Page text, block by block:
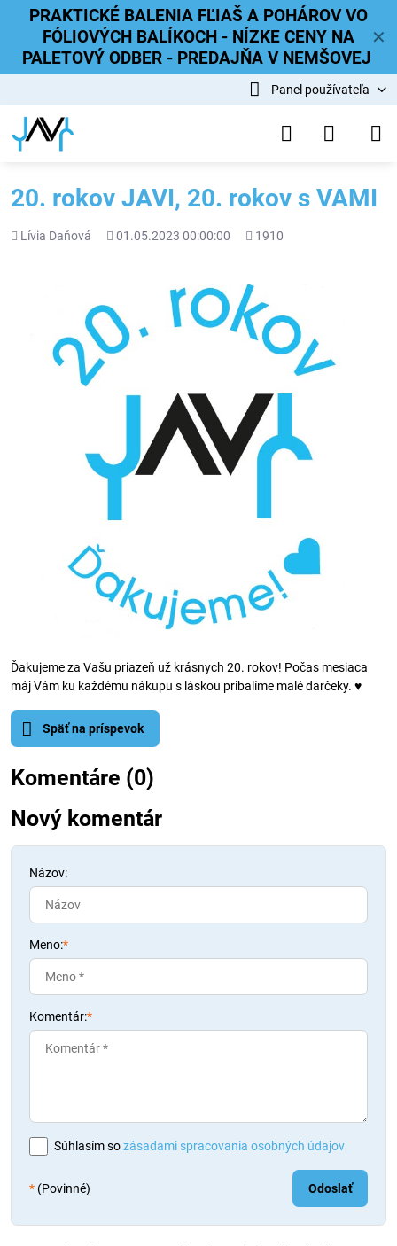
✕
PRAKTICKÉ BALENIA FĽIAŠ A POHÁROV VO
FÓLIOVÝCH BALÍKOCH - NÍZKE CENY NA
PALETOVÝ ODBER - PREDAJŇA V NEMŠOVEJ
Panel používateľa
20. rokov JAVI, 20. rokov s VAMI
Pridal
Lívia Daňová Pridané
01.05.2023 00:00:00
Počet
1910
Ďakujeme za Vašu priazeň už krásnych 20. rokov! Počas mesiaca
máj Vám ku každému nákupu s láskou pribalíme malé darčeky. ♥
Späť na príspevok
Komentáre (0)
Nový komentár
Názov:
Meno:*
Komentár:*
Súhlasím sozásadami spracovania osobných údajov
* (Povinné) Odoslať